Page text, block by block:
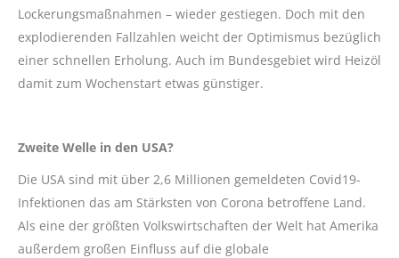
Lockerungsmaßnahmen – wieder gestiegen. Doch mit den
explodierenden Fallzahlen weicht der Optimismus bezüglich
einer schnellen Erholung. Auch im Bundesgebiet wird Heizöl
damit zum Wochenstart etwas günstiger.
Zweite Welle in den USA?
Die USA sind mit über 2,6 Millionen gemeldeten Covid19-
Infektionen das am Stärksten von Corona betroffene Land.
Als eine der größten Volkswirtschaften der Welt hat Amerika
außerdem großen Einfluss auf die globale